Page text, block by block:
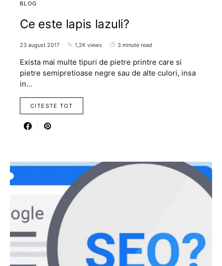
BLOG
Ce este lapis lazuli?
23 august 2017 1,2K views 3 minute read
Exista mai multe tipuri de pietre printre care si
pietre semipretioase negre sau de alte culori, insa
in…
CITESTE TOT